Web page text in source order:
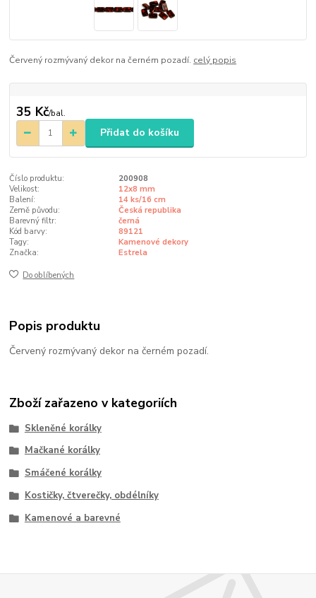
Červený rozmývaný dekor na černém pozadí. celý popis
35 Kč/bal.
Přidat do košíku
Číslo produktu:
200908
Velikost:
12x8 mm
Balení:
14 ks/16 cm
Země původu:
Česká republika
Barevný filtr:
černá
Kód barvy:
89121
Tagy:
Kamenové dekory
Značka:
Estrela
Do oblíbených
Popis produktu
Červený rozmývaný dekor na černém pozadí.
Zboží zařazeno v kategoriích
Skleněné korálky
Mačkané korálky
Smáčené korálky
Kostičky, čtverečky, obdélníky
Kamenové a barevné